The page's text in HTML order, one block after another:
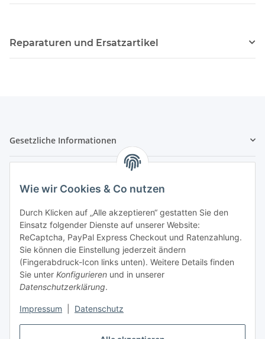
Wie wir Cookies & Co nutzen
Durch Klicken auf „Alle akzeptieren“ gestatten Sie den
Einsatz folgender Dienste auf unserer Website:
ReCaptcha, PayPal Express Checkout und Ratenzahlung.
Sie können die Einstellung jederzeit ändern
(Fingerabdruck-Icon links unten). Weitere Details finden
Sie unter Konfigurieren und in unserer
Datenschutzerklärung.
Impressum Datenschutz
Reparaturen und Ersatzartikel
Gesetzliche Informationen
Zahlung & Versand